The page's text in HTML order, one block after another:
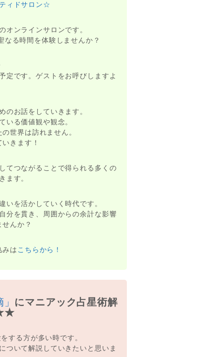
ィドサロン☆
オンラインサロンです。
なる時間を体験しませんか？
定です。ゲストをお呼びしますよ
のお話をしていきます。
いる価値観や観念。
世界は訪れません。
きます！
てつながることで得られる多くの
ます。
いを活かしていく時代です。
分を貫き、周囲からの余計な影響
んか？
みは こちらから！
にマニアック占星術解
する方が多い時です。
ついて解説していきたいと思いま